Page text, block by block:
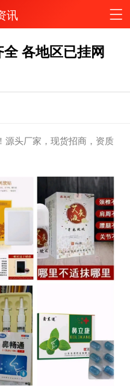
讯
各地区已挂网
源头厂家，现货招商，资质